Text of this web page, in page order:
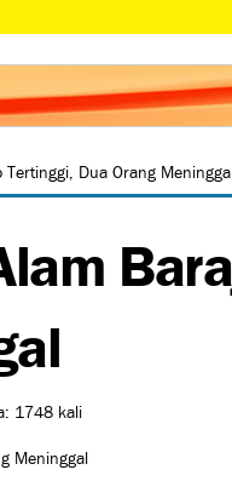
Tertinggi, Dua Orang
1748 kali